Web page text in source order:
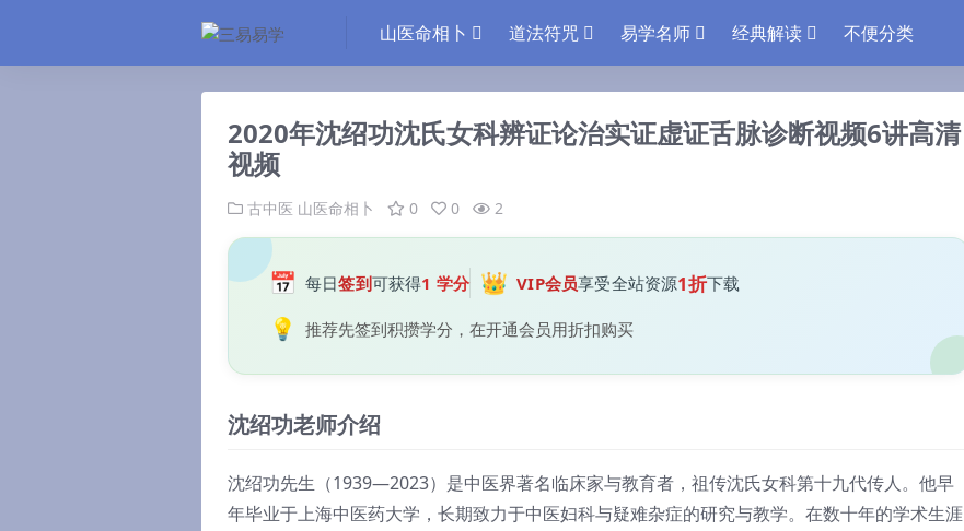
山医命相卜 道法符咒 易学名师 经典解读 不便分类
2020年沈绍功沈氏女科辨证论治实证虚证舌脉诊断视频6讲高清
视频
古中医 山医命相卜 0 0 2
📅 每日签到可获得1 学分 👑 VIP会员享受全站资源1折下载
💡 推荐先签到积攒学分，在开通会员用折扣购买
沈绍功老师介绍
沈绍功先生（1939—2023）是中医界著名临床家与教育者，祖传沈氏女科第十九代传人。他早
年毕业于上海中医药大学，长期致力于中医妇科与疑难杂症的研究与教学。在数十年的学术生涯